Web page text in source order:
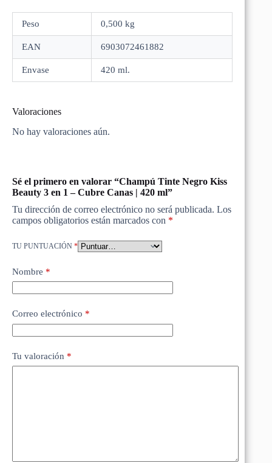
Peso 0,500 kg
EAN 6903072461882
Envase 420 ml.
Valoraciones
No hay valoraciones aún.
Sé el primero en valorar “Champú Tinte Negro Kiss
Beauty 3 en 1 – Cubre Canas | 420 ml”
Tu dirección de correo electrónico no será publicada. Los
campos obligatorios están marcados con *
TU PUNTUACIÓN *
Nombre *
Correo electrónico *
Tu valoración *